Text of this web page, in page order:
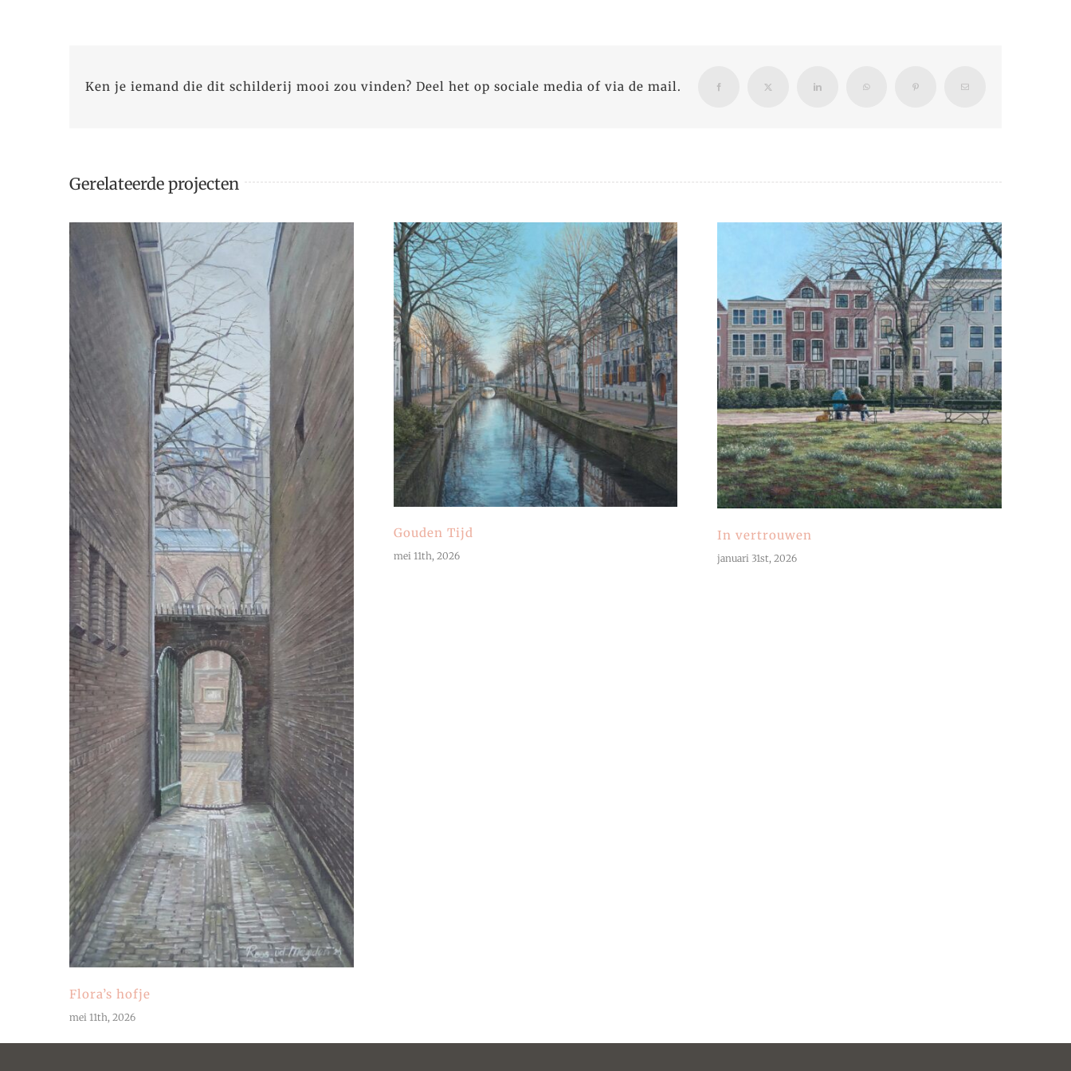
Ken je iemand die dit schilderij mooi zou vinden? Deel het op sociale media of via de mail. Facebook X LinkedIn WhatsApp Pinterest
E-
Gerelateerde projecten
Flora’s hofje
mei 11th, 2026
Gouden Tijd
mei 11th, 2026
In vertrouwen
januari 31st, 2026